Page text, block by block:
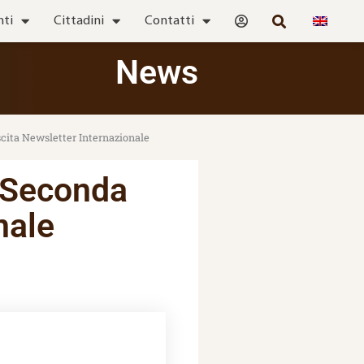
Cittadini Contatti
News
Newsletter Internazionale